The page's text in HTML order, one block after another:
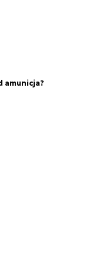
amunicja?